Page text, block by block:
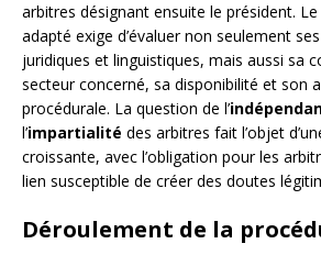
arbitres désignant ensuite le président. Le
adapté exige d’évaluer non seulement
juridiques et linguistiques, mais aussi sa
secteur concerné, sa disponibilité et son
procédurale. La question de l’
l’impartialité des arbitres fait l’objet
croissante, avec l’obligation pour les
lien susceptible de créer des doutes
Déroulement de la